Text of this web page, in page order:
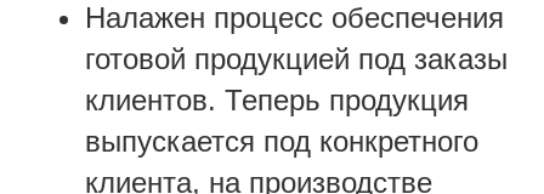
Налажен процесс обеспечения
готовой продукцией под заказы
клиентов. Теперь продукция
выпускается под конкретного
клиента, на производстве